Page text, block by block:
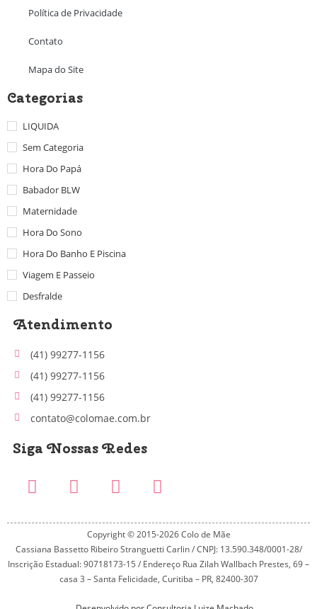
Política de Privacidade
Contato
Mapa do Site
Categorias
LIQUIDA
Sem Categoria
Hora Do Papá
Babador BLW
Maternidade
Hora Do Sono
Hora Do Banho E Piscina
Viagem E Passeio
Desfralde
Atendimento
(41) 99277-1156
(41) 99277-1156
(41) 99277-1156
contato@colomae.com.br
Siga Nossas Redes
Copyright © 2015-2026 Colo de Mãe
Cassiana Bassetto Ribeiro Stranguetti Carlin / CNPJ: 13.590.348/0001-28/
Inscrição Estadual: 90718173-15 / Endereço Rua Zilah Wallbach Prestes, 69 –
casa 3 – Santa Felicidade, Curitiba – PR, 82400-307